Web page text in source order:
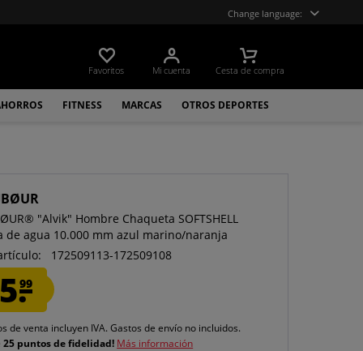
Change language:
Favoritos Mi cuenta Cesta de compra
FITNESS MARCAS OTROS DEPORTES
"Alvik" Hombre Chaqueta SOFTSHELL
de agua 10.000 mm azul marino/naranja
172509113-172509108
99
de venta incluyen IVA.Gastos de envío no incluidos.
25 puntos de fidelidad! Más información